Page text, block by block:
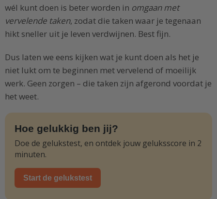
wél kunt doen is beter worden in omgaan met
vervelende taken, zodat die taken waar je tegenaan
hikt sneller uit je leven verdwijnen. Best fijn.
Dus laten we eens kijken wat je kunt doen als het je
niet lukt om te beginnen met vervelend of moeilijk
werk. Geen zorgen – die taken zijn afgerond voordat je
het weet.
Hoe gelukkig ben jij?
Doe de gelukstest, en ontdek jouw geluksscore in 2
minuten.
Start de gelukstest